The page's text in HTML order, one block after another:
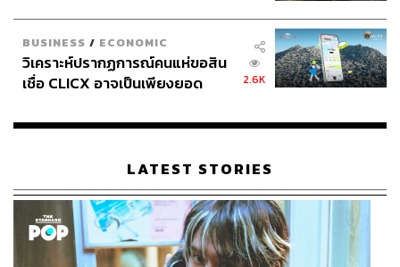
404
ABOUT THE AUTHOR
THE STANDARD TEAM
กองบรรณาธิการ THE STANDARD
BUSINESS / ECONOMIC
วิเคราะห์ปรากฏการณ์คนแห่ขอสิน
เชื่อ CLICX อาจเป็นเพียงยอด
เรือนไทยที่ถูกซุกไว้
2.6K
LATEST STORIES